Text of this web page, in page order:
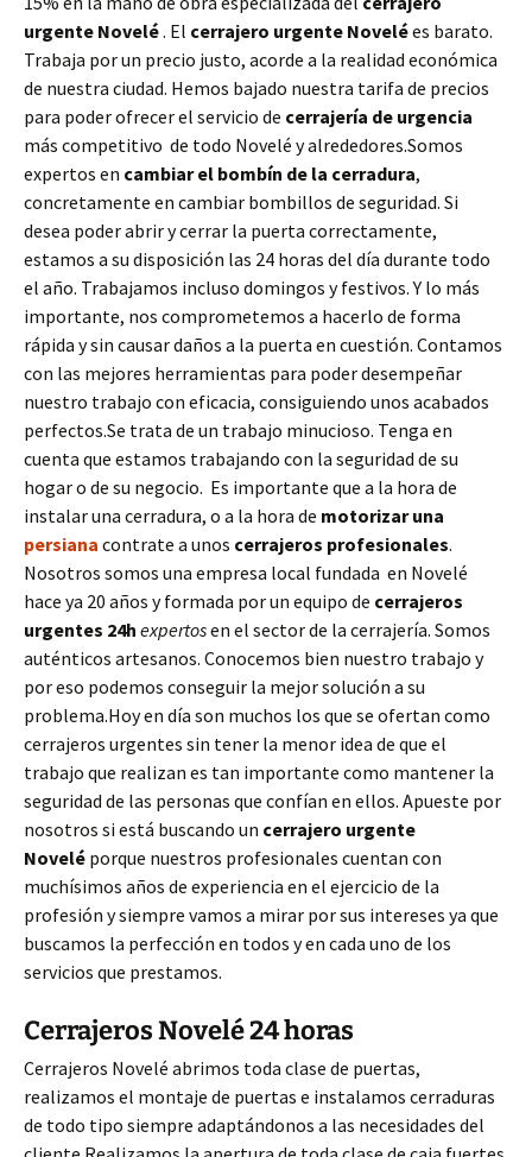
urgente Novelé. El cerrajero urgente Novelées barato.
Trabaja por un precio justo, acorde a la realidad económica
de nuestra ciudad. Hemos bajado nuestra tarifa de precios
para poder ofrecer el servicio de cerrajería de urgencia
más competitivo de todo Novelé y alrededores.Somos
expertos en cambiar el bombín de la cerradura,
concretamente en cambiar bombillos de seguridad. Si
desea poder abrir y cerrar la puerta correctamente,
estamos a su disposición las 24 horas del día durante todo
el año. Trabajamos incluso domingos y festivos. Y lo más
importante, nos comprometemos a hacerlo de forma
rápida y sin causar daños a la puerta en cuestión. Contamos
con las mejores herramientas para poder desempeñar
nuestro trabajo con eficacia, consiguiendo unos acabados
perfectos.Se trata de un trabajo minucioso. Tenga en
cuenta que estamos trabajando con la seguridad de su
hogar o de su negocio. Es importante que a la hora de
instalar una cerradura, o a la hora de motorizar una
persiana contrate a unos cerrajeros profesionales.
Nosotros somos una empresa local fundada en Novelé
hace ya 20 años y formada por un equipo de cerrajeros
urgentes 24h expertosen el sector de la cerrajería. Somos
auténticos artesanos. Conocemos bien nuestro trabajo y
por eso podemos conseguir la mejor solución a su
problema.Hoy en día son muchos los que se ofertan como
cerrajeros urgentes sin tener la menor idea de que el
trabajo que realizan es tan importante como mantener la
seguridad de las personas que confían en ellos. Apueste por
nosotros si está buscando un cerrajero urgente
Novelé porque nuestros profesionales cuentan con
muchísimos años de experiencia en el ejercicio de la
profesión y siempre vamos a mirar por sus intereses ya que
buscamos la perfección en todos y en cada uno de los
servicios que prestamos.
Cerrajeros Novelé 24 horas
Cerrajeros Novelé abrimos toda clase de puertas,
realizamos el montaje de puertas e instalamos cerraduras
de todo tipo siempre adaptándonos a las necesidades del